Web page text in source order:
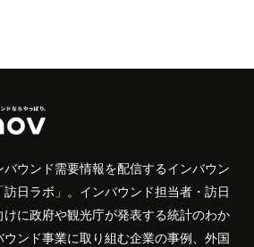
ウンド需要情報を配信するインバウン
訪日ラボ」。インバウンド担当者・訪日
に政府や観光庁が発表する統計のわか
ンド事業に取り組む企業の事例、外国